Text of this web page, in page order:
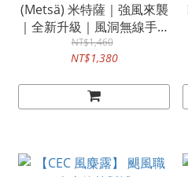
(Metsä) 米特薩｜強風來襲
｜全新升級｜風洞無線手持
充氣幫浦Pro｜三段調整｜
流量升級速度加倍
NT$1,460
NT$1,380